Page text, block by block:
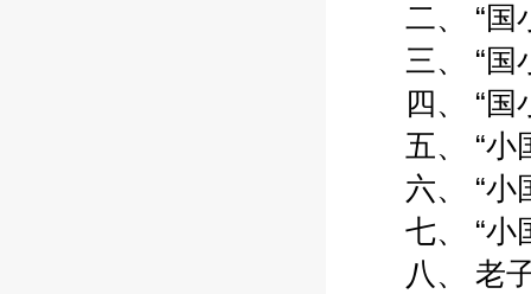
二、 “国小
三、 “国小
四、 “国小
五、 “小国
六、 “小国
七、 “小国
八、 老子